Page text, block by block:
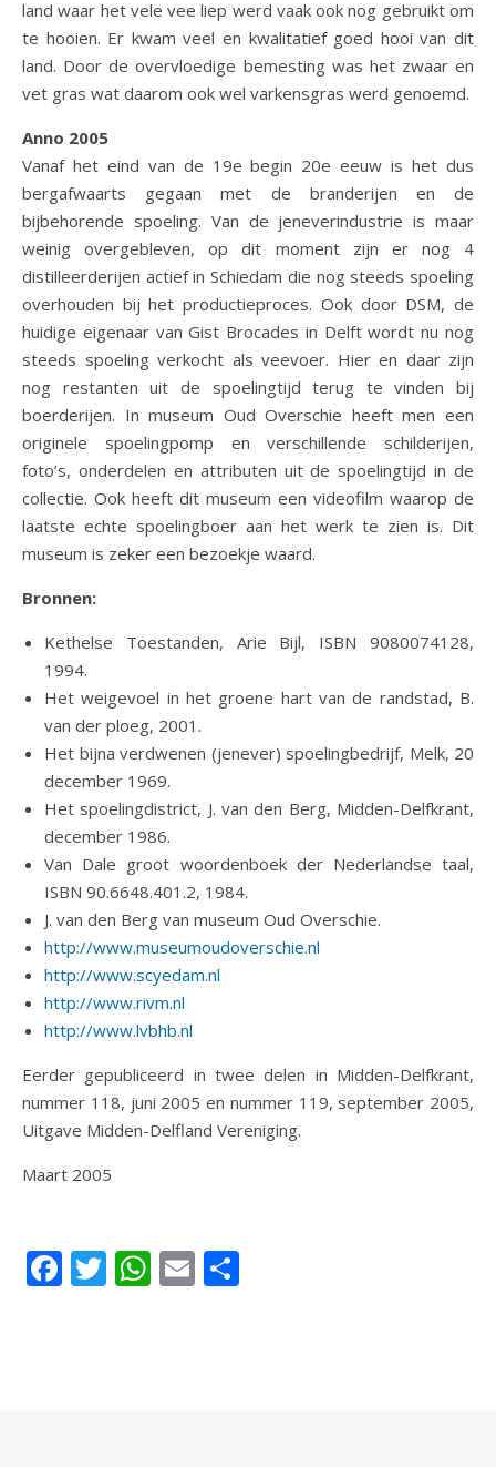
land waar het vele vee liep werd vaak ook nog gebruikt om
te hooien. Er kwam veel en kwalitatief goed hooi van dit
land. Door de overvloedige bemesting was het zwaar en
vet gras wat daarom ook wel varkensgras werd genoemd.
Anno 2005
Vanaf het eind van de 19e begin 20e eeuw is het dus
bergafwaarts gegaan met de branderijen en de
bijbehorende spoeling. Van de jeneverindustrie is maar
weinig overgebleven, op dit moment zijn er nog 4
distilleerderijen actief in Schiedam die nog steeds spoeling
overhouden bij het productieproces. Ook door DSM, de
huidige eigenaar van Gist Brocades in Delft wordt nu nog
steeds spoeling verkocht als veevoer. Hier en daar zijn
nog restanten uit de spoelingtijd terug te vinden bij
boerderijen. In museum Oud Overschie heeft men een
originele spoelingpomp en verschillende schilderijen,
foto’s, onderdelen en attributen uit de spoelingtijd in de
collectie. Ook heeft dit museum een videofilm waarop de
laatste echte spoelingboer aan het werk te zien is. Dit
museum is zeker een bezoekje waard.
Bronnen:
Kethelse Toestanden, Arie Bijl, ISBN 9080074128,
1994.
Het weigevoel in het groene hart van de randstad, B.
van der ploeg, 2001.
Het bijna verdwenen (jenever) spoelingbedrijf, Melk, 20
december 1969.
Het spoelingdistrict, J. van den Berg, Midden-Delfkrant,
december 1986.
Van Dale groot woordenboek der Nederlandse taal,
ISBN 90.6648.401.2, 1984.
J. van den Berg van museum Oud Overschie.
http://www.museumoudoverschie.nl
http://www.scyedam.nl
http://www.rivm.nl
http://www.lvbhb.nl
Eerder gepubliceerd in twee delen in Midden-Delfkrant,
nummer 118, juni 2005 en nummer 119, september 2005,
Uitgave Midden-Delfland Vereniging.
Maart 2005
Facebook
Twitter
WhatsApp
Email